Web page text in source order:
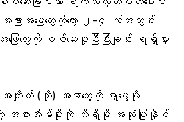
ခြားအဖြေတွေကိုတော့ ၂-၄ က်အတွင်း
ေကို စစ်ဆေးမှုပြီးပြီးချင်း ရရှိမှာ
ျိတ် (သို့) အနာတွေကို ရှာဖွေဖို့
စ်တဲ့ အစာအိမ်ပိုးကို သိရှိဖို့ အသုံးပြုနိုင်